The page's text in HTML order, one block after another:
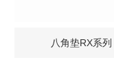
八角垫RX系列